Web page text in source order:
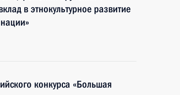
в этнокультурное развитие
конкурса «Большая